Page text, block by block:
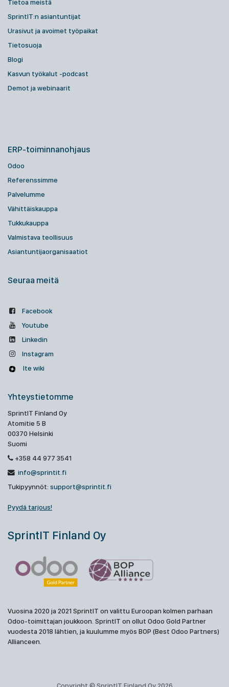
Tietoa meistä
SprintIT:n asiantuntijat
Urasivut ja avoimet työpaikat
Tietosuoja
Blogi
Kasvun työkalut -podcast
Demot ja webinaarit
ERP-toiminnanohjaus
Odoo
Referenssimme
Palvelumme
Vähittäiskauppa
Tukkukauppa
Valmistava teollisuus
Asiantuntijaorganisaatiot
Seuraa meitä
Facebook
Youtube
Linkedin
Instagram
Ite wiki
Yhteystietomme
SprintIT Finland Oy
Atomitie 5 B
00370 Helsinki
Suomi
+358 44 977 3541
info@sprintit.fi
Tukipyynnöt: support@sprintit.fi
Pyydä tarjous!
SprintIT Finland Oy
Vuosina 2020 ja 2021 SprintIT on valittu Euroopan kolmen parhaan
Odoo-toimittajan joukkoon. SprintIT on ollut Odoo Gold Partner
vuodesta 2018 lähtien, ja kuulumme myös BOP (Best Odoo Partners)
Allianceen.
Copyright © SprintIT Finland Oy 2026